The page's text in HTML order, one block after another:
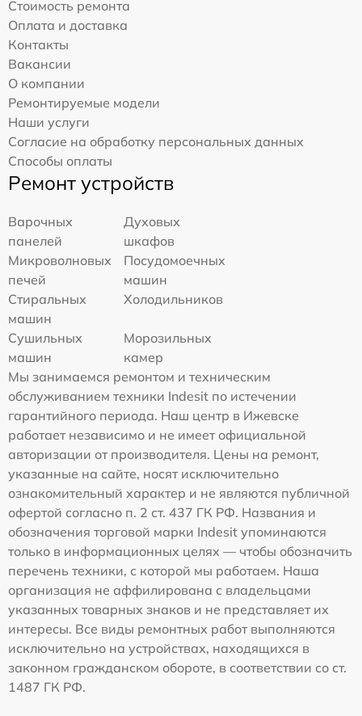
Стоимость ремонта
Оплата и доставка
Контакты
Вакансии
О компании
Ремонтируемые модели
Наши услуги
Согласие на обработку персональных данных
Способы оплаты
Ремонт устройств
Варочных
панелей
Духовых
шкафов
Микроволновых
печей
Посудомоечных
машин
Стиральных
машин
Холодильников
Сушильных
машин
Морозильных
камер
Мы занимаемся ремонтом и техническим
обслуживанием техники Indesit по истечении
гарантийного периода. Наш центр в Ижевске
работает независимо и не имеет официальной
авторизации от производителя. Цены на ремонт,
указанные на сайте, носят исключительно
ознакомительный характер и не являются публичной
офертой согласно п. 2 ст. 437 ГК РФ. Названия и
обозначения торговой марки Indesit упоминаются
только в информационных целях — чтобы обозначить
перечень техники, с которой мы работаем. Наша
организация не аффилирована с владельцами
указанных товарных знаков и не представляет их
интересы. Все виды ремонтных работ выполняются
исключительно на устройствах, находящихся в
законном гражданском обороте, в соответствии со ст.
1487 ГК РФ.